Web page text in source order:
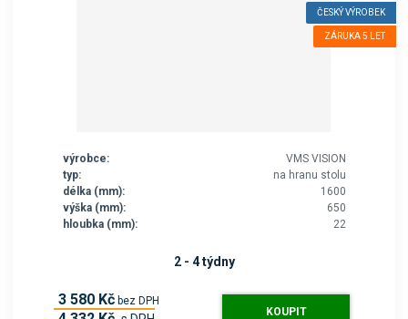
ČESKÝ VÝROBEK
ZÁRUKA 5 LET
výrobce:
VMS VISION
typ:
na hranu stolu
délka (mm):
1600
výška (mm):
650
hloubka (mm):
22
2 - 4 týdny
3 580 Kč bez DPH
KOUPIT